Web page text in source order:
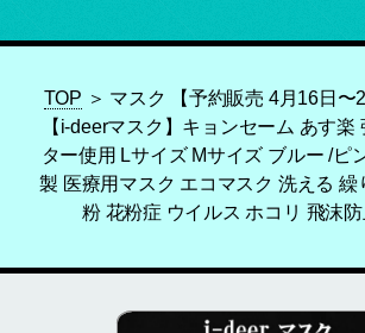
TOP ＞ マスク 【予約販売 4月16日〜
【i-deerマスク】キョンセーム あす楽
ター使用 Lサイズ Mサイズ ブルー /ピ
製 医療用マスク エコマスク 洗える 繰
粉 花粉症 ウイルス ホコリ 飛沫